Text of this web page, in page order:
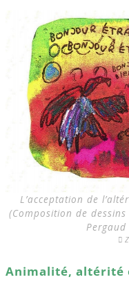
L’acceptation de
(Composition de
Pergaud
Animalité, altérité